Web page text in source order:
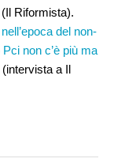
(Il Riformista).
del non-
Pci non c’è più ma
(intervista a Il